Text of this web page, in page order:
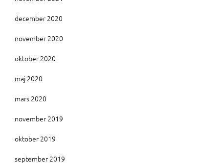
december 2020
november 2020
oktober 2020
maj 2020
mars 2020
november 2019
oktober 2019
september 2019